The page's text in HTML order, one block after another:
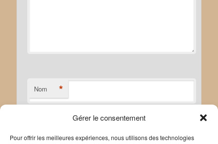
Gérer le consentement
Pour offrir les meilleures expériences, nous utilisons des technologies
Nom *
E-mail *